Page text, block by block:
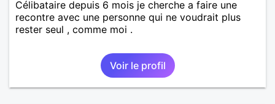
Célibataire depuis 6 mois je cherche a faire une
recontre avec une personne qui ne voudrait plus
rester seul , comme moi .
Voir le profil